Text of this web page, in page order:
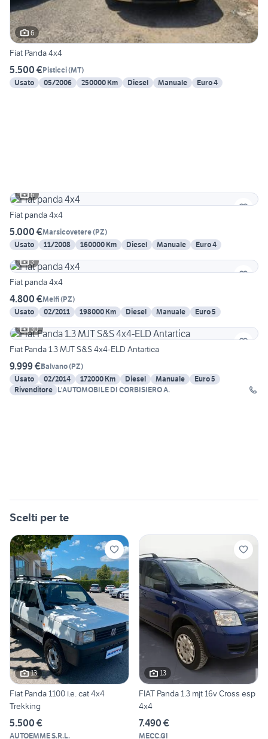
6
Fiat Panda 4x4
5.500 €Pisticci(MT)
Usato
05/2006 250000 Km Diesel Manuale Euro 4
6
Fiat panda 4x4
5.000 €Marsicovetere(PZ)
Usato
11/2008 160000 Km Diesel Manuale
Euro 4
3
Fiat panda 4x4
4.800 €Melfi(PZ)
Usato
02/2011 198000 Km Diesel Manuale
Euro 5
30
Fiat Panda 1.3 MJT S&S 4x4-ELD Antartica
9.999 €Balvano(PZ)
Usato
02/2014 172000 Km Diesel Manuale
Euro 5
Rivenditore L'AUTOMOBILE DI CORBISIERO A.
Scelti per te
13
Fiat Panda 1100 i.e. cat 4x4
Trekking
5.500 €
AUTOEMME S.R.L.
13
FIAT Panda 1.3 mjt 16v Cross esp
4x4
7.490 €
MECC.GI